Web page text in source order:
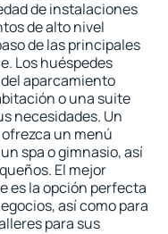
de instalaciones
de alto nivel
de las principales
Los huéspedes
aparcamiento
o una suite
necesidades. Un
un menú
spa o gimnasio, así
El mejor
es la opción perfecta
así como para
para sus